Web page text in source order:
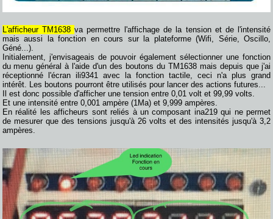
L'afficheur TM1638va permettre l'affichage de la tension et de l'intensité
mais aussi la fonction en cours sur la plateforme (Wifi, Série, Oscillo,
Géné...).
Initialement, j'envisageais de pouvoir également sélectionner une fonction
du menu général à l'aide d'un des boutons du TM1638 mais depuis que j'ai
réceptionné l'écran ili9341 avec la fonction tactile, ceci n'a plus grand
intérêt. Les boutons pourront être utilisés pour lancer des actions futures...
Il est donc possible d'afficher une tension entre 0,01 volt et 99,99 volts.
Et une intensité entre 0,001 ampère (1Ma) et 9,999 ampères.
En réalité les afficheurs sont reliés à un composant ina219 qui ne permet
de mesurer que des tensions jusqu'à 26 volts et des intensités jusqu'à 3,2
ampères.